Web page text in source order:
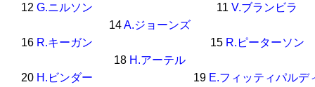
12 G.ニルソン 11 V.ブランビラ
14A.ジョーンズ
16 R.キーガン 15 R.ピーターソン
18 H.アーテル
20 H.ビンダー 19 E.フィッティパルデ